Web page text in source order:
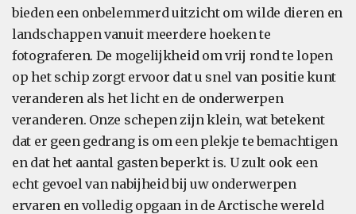
bieden een onbelemmerd uitzicht om wilde dieren en
landschappen vanuit meerdere hoeken te
fotograferen. De mogelijkheid om vrij rond te lopen
op het schip zorgt ervoor dat u snel van positie kunt
veranderen als het licht en de onderwerpen
veranderen. Onze schepen zijn klein, wat betekent
dat er geen gedrang is om een plekje te bemachtigen
en dat het aantal gasten beperkt is. U zult ook een
echt gevoel van nabijheid bij uw onderwerpen
ervaren en volledig opgaan in de Arctische wereld